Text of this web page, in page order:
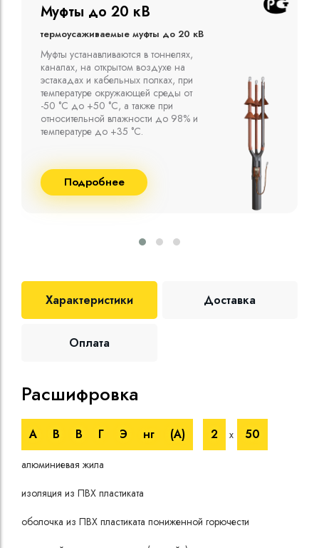
Муфты до 10 кВ
Термоусаживаемые муфты до 10 кВ
Компания ООО "Москабельторг"
предлагает, как соединительные
термоусаживаемые муфты на кабель
напряжением до 10 кВ с изоляцией
из маслопропитанной бумаги и
сшитого полиэтилена собственного
производства
Подробнее
Характеристики Доставка
Оплата
Расшифровка
А В В Г Э нг (A) 2 х 50
алюминиевая жила
изоляция из ПВХ пластиката
оболочка из ПВХ пластиката пониженной горючести